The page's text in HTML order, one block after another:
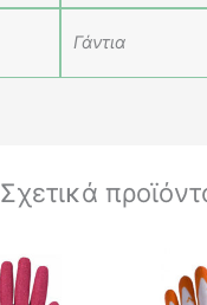
Γάντια
Σχετικά